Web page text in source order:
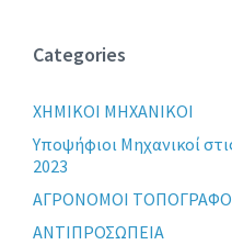
Categories
XHMIKOI MHXANIKOI
Yποψήφιοι Μηχανικοί
2023
ΑΓΡΟΝΟΜΟΙ
ΑΝΤΙΠΡΟΣΩΠΕΙΑ